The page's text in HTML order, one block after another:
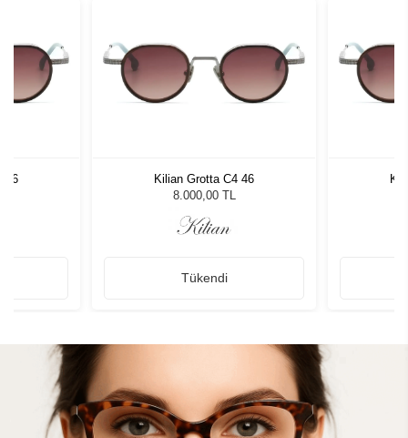
46
Kilian Grotta C4 46
8.000,00 TL
Tükendi